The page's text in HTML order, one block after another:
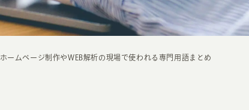
ホームページ制作やWEB解析の現場で使われる専門用語まとめ